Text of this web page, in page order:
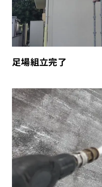
足場組立完了